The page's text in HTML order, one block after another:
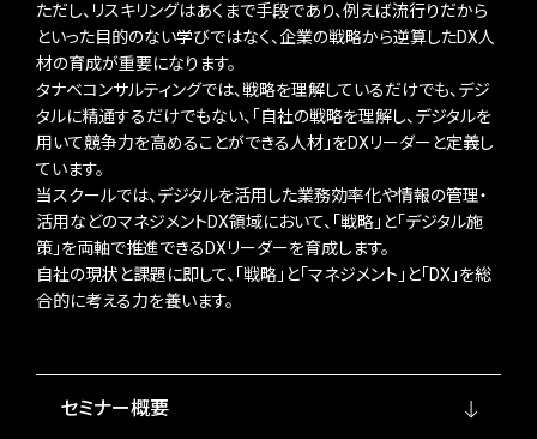
ただし、リスキリングはあくまで手段であり、例えば流行りだから
といった目的のない学びではなく、企業の戦略から逆算したDX人
材の育成が重要になります。
タナベコンサルティングでは、戦略を理解しているだけでも、デジ
タルに精通するだけでもない、「自社の戦略を理解し、デジタルを
用いて競争力を高めることができる人材」をDXリーダーと定義し
ています。
当スクールでは、デジタルを活用した業務効率化や情報の管理・
活用などのマネジメントDX領域において、「戦略」と「デジタル施
策」を両軸で推進できるDXリーダーを育成します。
自社の現状と課題に即して、「戦略」と「マネジメント」と「DX」を総
合的に考える力を養います。
セミナー概要